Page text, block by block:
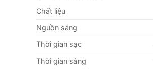
Chất liệu
Nguồn sáng
Thời gian sạc
Thời gian sáng